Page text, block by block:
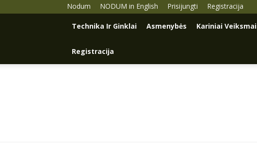
Nodum NODUM in English Prisijungti Registracija
Technika Ir Ginklai Asmenybės Kariniai Veiksmai
Registracija